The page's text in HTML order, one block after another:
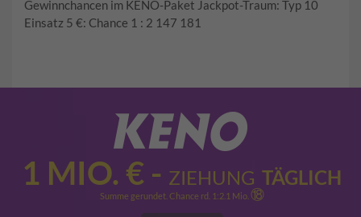
Gewinnchancen im KENO-Paket Jackpot-Traum: Typ 10
Einsatz 5 €: Chance 1 : 2 147 181
1 MIO. € - ZIEHUNG TÄGLICH
Summe gerundet. Chance rd. 1:2.1 Mio. ⑱